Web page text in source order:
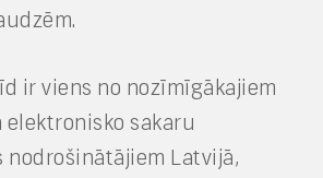
ir viens no nozīmīgākajiem
sakaru
Latvijā,